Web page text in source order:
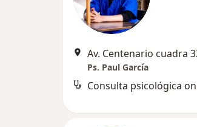
Av. Centenario cuadra
Ps. Paul García
Consulta psicológica